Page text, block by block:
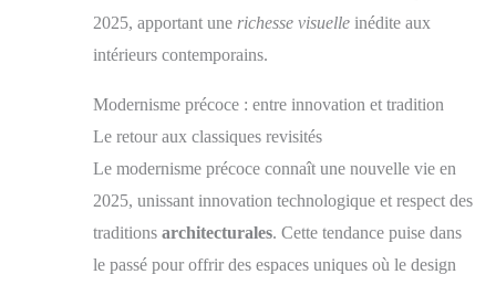
Canapé d'angle modulaire en forme de L - Chaise
longue incurvée - Tissu velours côtelé - Mousse haute
densité - 5 coussins - 2 poches latérales - Fond
2025, apportant une richesse visuelle inédite aux
intérieurs contemporains.
Modernisme précoce : entre innovation et tradition
Le retour aux classiques revisités
Le modernisme précoce connaît une nouvelle vie en
2025, unissant innovation technologique et respect des
traditions architecturales. Cette tendance puise dans
le passé pour offrir des espaces uniques où le design